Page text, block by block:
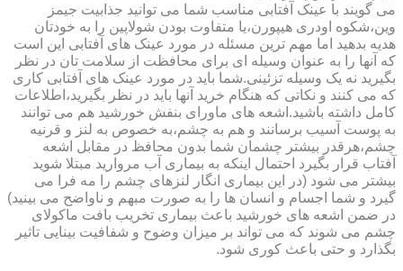
می گویند با عینک آفتابی مناسب شما می توانید جذابیت جیمز
وین،شکوه اودری هیپورن،یا متفاوت بودن شولاپین را به خودتان
هدیه بدهید اما مهم ترین مسئله در مورد عینک های آفتابی این است
که آنها را به عنوان وسیله ای برای محافظت از سلامت تان در نظر
بگیرید نه یک وسیله تزئینی.شما باید در مورد عینک های آفتابی کاری
که می کنند و نکاتی که هنگام خرید آنها باید در نظر بگیرید،اطلاعات
کامل داشته باشید.اشعه های ماورای بنفش خورشید هم می توانند
به پوست آسیب برسانند و هم به چشم،به خصوص به لنز و قرنیه
چشم،هرقدر بیشتر چشمان شما بدون محافظ در مقابل اشعه
آفتاب قرار بگیرد احتمال اینکه به بیماری آب مروارید مبتلا شوید
بیشتر می شود (در این بیماری انگار لنزهای چشم را مه فرا می
گیرد و شما اجسام و انسان ها را به صورت مبهم و ناواضح می بینید)
در ضمن اشعه های خورشید باعث بیماری تخریب بافت ماکولای
چشم می شوند که می تواند بر میزان وضوح و شفافیت بینایی تاثیر
بگذارد و حتی باعث کوری شود.